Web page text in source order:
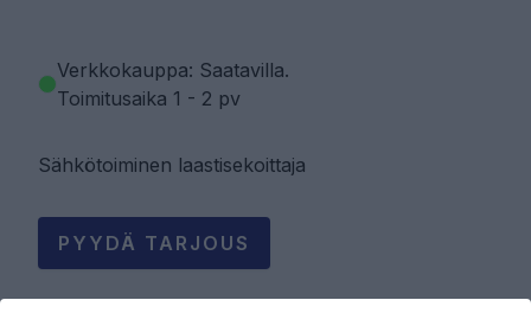
Verkkokauppa: Saatavilla.
Toimitusaika 1 - 2 pv
Sähkötoiminen laastisekoittaja
PYYDÄ TARJOUS